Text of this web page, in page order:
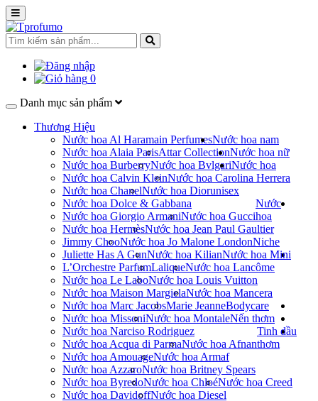
0
Danh mục sản phẩm
Thương Hiệu
Nước hoa Al Haramain Perfumes
Nước hoa Alaia ParisAttar Collection
Nước hoa BurberryNước hoa Bvlgari
Nước hoa Calvin KleinNước hoa Carolina Herrera
Nước hoa ChanelNước hoa Dior
Nước hoa Dolce & Gabbana
Nước hoa Giorgio ArmaniNước hoa Gucci
Nước hoa HermèsNước hoa Jean Paul Gaultier
Jimmy ChooNước hoa Jo Malone London
Juliette Has A GunNước hoa Kilian
L’Orchestre ParfumLaliqueNước hoa Lancôme
Nước hoa Le LaboNước hoa Louis Vuitton
Nước hoa Maison MargielaNước hoa Mancera
Nước hoa Marc JacobsMarie Jeanne
Nước hoa MissoniNước hoa Montale
Nước hoa Narciso Rodriguez
Nước hoa Acqua di ParmaNước hoa Afnan
Nước hoa AmouageNước hoa Armaf
Nước hoa AzzaroNước hoa Britney Spears
Nước hoa ByredoNước hoa ChloéNước hoa Creed
Nước hoa DavidoffNước hoa Diesel
Nước hoa nam
Nước hoa nữ
Nước hoa
unisex
Nước
hoa
Niche
Nước hoa Mini
Bodycare
Nến thơm
Tinh dầu
thơm